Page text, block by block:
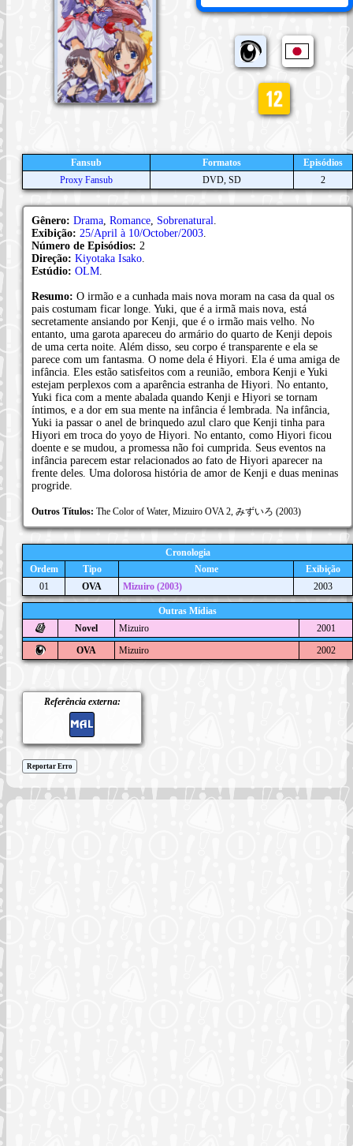
Fansub Formatos
Episódios
Proxy Fansub
DVD, SD 2
Gênero: Drama Romance Sobrenatural
Exibição: 25/April à 10/October/2003
Número de Episódios: 2
Direção: Kiyotaka Isako
Estúdio: OLM
Resumo: O irmão e a cunhada mais nova moram na casa da qual os
pais costumam ficar longe. Yuki, que é a irmã mais nova, está
secretamente ansiando por Kenji, que é o irmão mais velho. No
entanto, uma garota apareceu do armário do quarto de Kenji depois
de uma certa noite. Além disso, seu corpo é transparente e ela se
parece com um fantasma. O nome dela é Hiyori. Ela é uma amiga de
infância. Eles estão satisfeitos com a reunião, embora Kenji e Yuki
estejam perplexos com a aparência estranha de Hiyori. No entanto,
Yuki fica com a mente abalada quando Kenji e Hiyori se tornam
íntimos, e a dor em sua mente na infância é lembrada. Na infância,
Yuki ia passar o anel de brinquedo azul claro que Kenji tinha para
Hiyori em troca do yoyo de Hiyori. No entanto, como Hiyori ficou
doente e se mudou, a promessa não foi cumprida. Seus eventos na
infância parecem estar relacionados ao fato de Hiyori aparecer na
frente deles. Uma dolorosa história de amor de Kenji e duas meninas
progride.
Outros Títulos: The Color of Water, Mizuiro OVA 2, みずいろ (2003)
Cronologia
Ordem
Tipo Nome
Exibição
01
OVA Mizuiro (2003) 2003
Outras Mídias
Novel
Mizuiro
2001
OVA
Mizuiro 2002
Referência externa:
Reportar Erro